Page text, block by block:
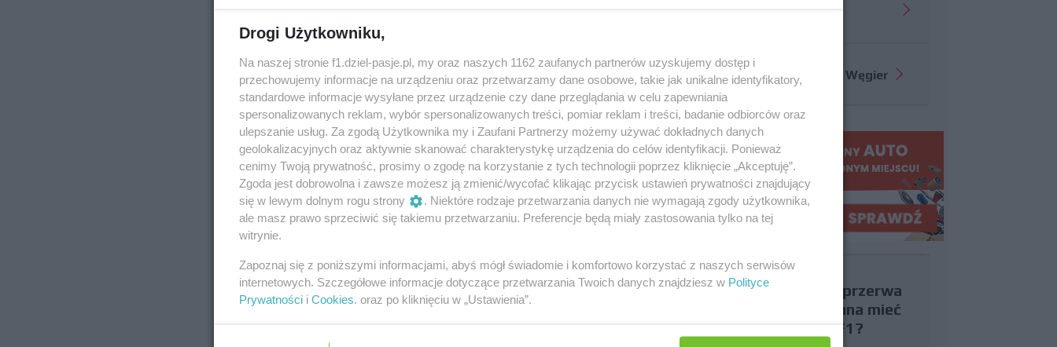
Więcej informacji o GP Węgier
Czy uważasz, że przerwa
wakacyjna powinna mieć
miejsce w F1?
Drogi Użytkowniku,
Na naszej stronie f1.dziel-pasje.pl, my oraz naszych 1162 zaufanych partnerów uzyskujemy dostęp i
przechowujemy informacje na urządzeniu oraz przetwarzamy dane osobowe, takie jak unikalne identyfikatory,
standardowe informacje wysyłane przez urządzenie czy dane przeglądania w celu zapewniania
spersonalizowanych reklam, wybór spersonalizowanych treści, pomiar reklam i treści, badanie odbiorców oraz
ulepszanie usług. Za zgodą Użytkownika my i Zaufani Partnerzy możemy używać dokładnych danych
geolokalizacyjnych oraz aktywnie skanować charakterystykę urządzenia do celów identyfikacji. Ponieważ
cenimy Twoją prywatność, prosimy o zgodę na korzystanie z tych technologii poprzez kliknięcie „Akceptuję”.
Zgoda jest dobrowolna i zawsze możesz ją zmienić/wycofać klikając przycisk ustawień prywatności znajdujący
się w lewym dolnym rogu strony
. Niektóre rodzaje przetwarzania danych nie wymagają zgody użytkownika,
ale masz prawo sprzeciwić się takiemu przetwarzaniu. Preferencje będą miały zastosowania tylko na tej
witrynie.
Zapoznaj się z poniższymi informacjami, abyś mógł świadomie i komfortowo korzystać z naszych serwisów
internetowych. Szczegółowe informacje dotyczące przetwarzania Twoich danych znajdziesz w Polityce
Prywatności i Cookies. oraz po kliknięciu w „Ustawienia”.